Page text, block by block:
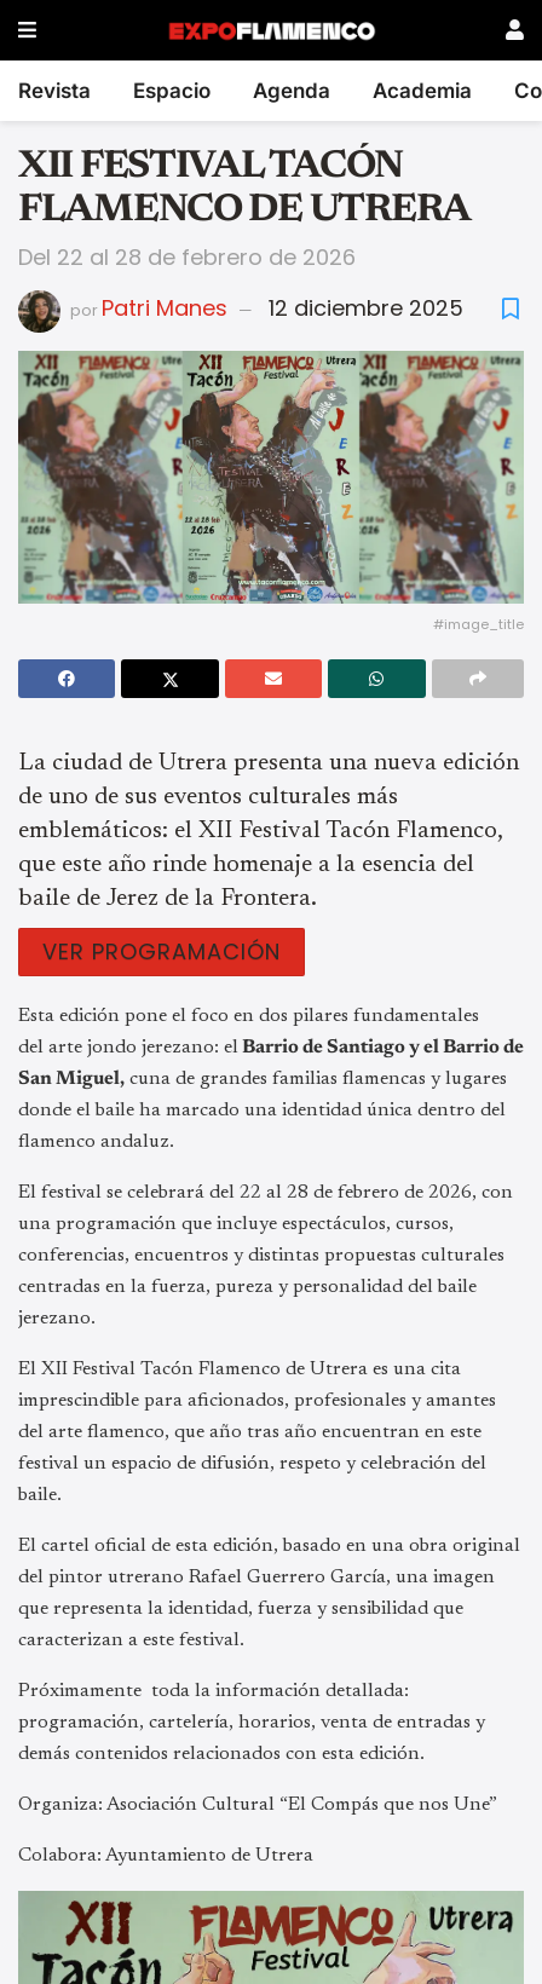
Revista Espacio Agenda Academia
XII FESTIVAL TACÓN
FLAMENCO DE UTRERA
Del 22 al 28 de febrero de 2026
por Patri Manes 12 diciembre 2025
#image_title
La ciudad de Utrera presenta una nueva edición
de uno de sus eventos culturales más
emblemáticos: el XII Festival Tacón Flamenco,
que este año rinde homenaje a la esencia del
baile de Jerez de la Frontera.
VER PROGRAMACIÓN
Esta edición pone el foco en dos pilares fundamentales
del arte jondo jerezano: elBarrio de Santiago y el Barrio de
San Miguel, cuna de grandes familias flamencas y lugares
donde el baile ha marcado una identidad única dentro del
flamenco andaluz.
El festival se celebrará del 22 al 28 de febrero de 2026, con
una programación que incluye espectáculos, cursos,
conferencias, encuentros y distintas propuestas culturales
centradas en la fuerza, pureza y personalidad del baile
jerezano.
El XII Festival Tacón Flamenco de Utrera es una cita
imprescindible para aficionados, profesionales y amantes
del arte flamenco, que año tras año encuentran en este
festival un espacio de difusión, respeto y celebración del
baile.
El cartel oficial de esta edición, basado en una obra original
del pintor utrerano Rafael Guerrero García, una imagen
que representa la identidad, fuerza y sensibilidad que
caracterizan a este festival.
Próximamente toda la información detallada:
programación, cartelería, horarios, venta de entradas y
demás contenidos relacionados con esta edición.
Organiza: Asociación Cultural “El Compás que nos Une”
Colabora: Ayuntamiento de Utrera